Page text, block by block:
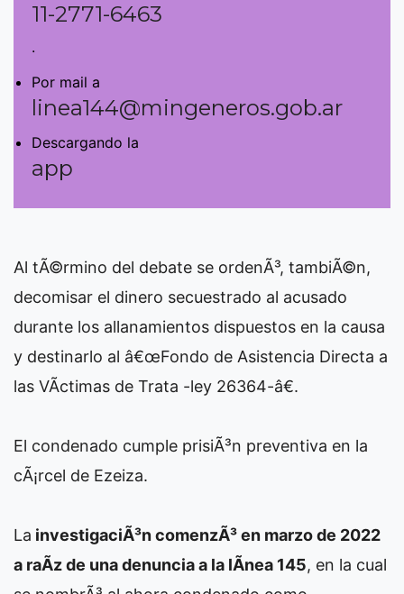
11-2771-6463
.
Por mail a
linea144@mingeneros.gob.ar
Descargando la
app
Al tÃ©rmino del debate se ordenÃ³, tambiÃ©n,
decomisar el dinero secuestrado al acusado
durante los allanamientos dispuestos en la causa
y destinarlo al â€œFondo de Asistencia Directa a
las VÃ­ctimas de Trata -ley 26364-â€.
El condenado cumple prisiÃ³n preventiva en la
cÃ¡rcel de Ezeiza.
La investigaciÃ³n comenzÃ³ en marzo de 2022
a raÃ­z de una denuncia a la lÃ­nea 145, en la cual